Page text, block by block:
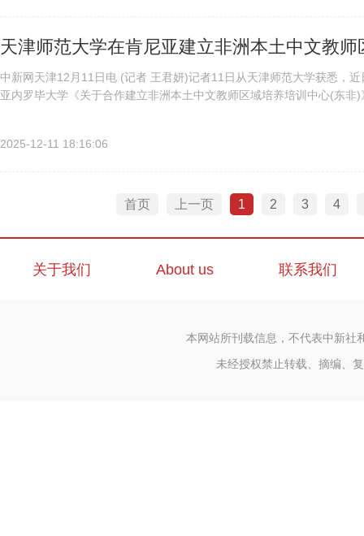
天津师范大学在肯尼亚建立非洲本土中文教
中新网天津12月11日电 (记者 王君妍)记者11日从天津师范大学获悉，
亚内罗毕大学《关于合作建立非洲本土中文教师区域培养培训中心(东
2025-12-11 18:16:06
首页 上一页 1 2 3 4
关于我们 About us 联系我们
本网站所刊载信息，不代表中新社
未经授权禁止转载、摘编、